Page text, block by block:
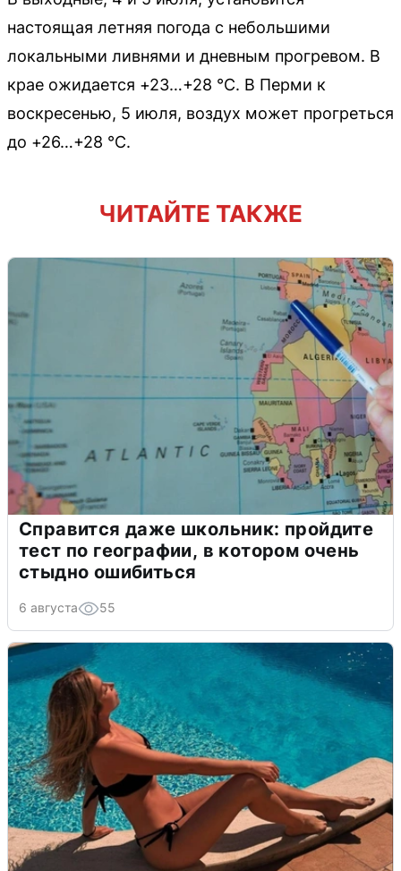
настоящая летняя погода с небольшими
локальными ливнями и дневным прогревом. В
крае ожидается +23…+28 °C. В Перми к
воскресенью, 5 июля, воздух может прогреться
до +26…+28 °C.
ЧИТАЙТЕ ТАКЖЕ
Справится даже школьник: пройдите
тест по географии, в котором очень
стыдно ошибиться
6 августа 55